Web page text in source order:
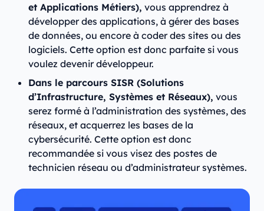
et Applications Métiers), vous apprendrez à
développer des applications, à gérer des bases
de données, ou encore à coder des sites ou des
logiciels. Cette option est donc parfaite si vous
voulez devenir développeur.
Dans le parcours SISR (Solutions
d’Infrastructure, Systèmes et Réseaux), vous
serez formé à l’administration des systèmes, des
réseaux, et acquerrez les bases de la
cybersécurité. Cette option est donc
recommandée si vous visez des postes de
technicien réseau ou d’administrateur systèmes.